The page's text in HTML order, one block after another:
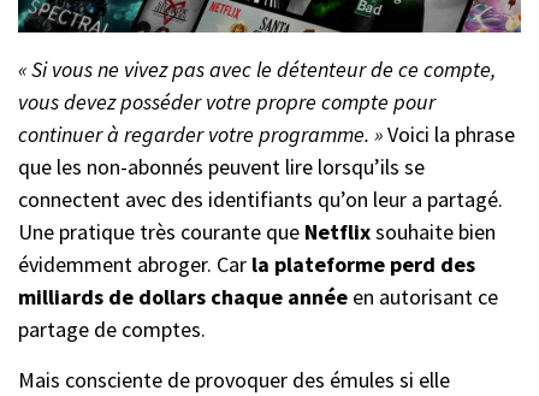
« Si vous ne vivez pas avec le détenteur de ce compte,
vous devez posséder votre propre compte pour
continuer à regarder votre programme. »Voici la phrase
que les non-abonnés peuvent lire lorsqu’ils se
connectent avec des identifiants qu’on leur a partagé.
Une pratique très courante que Netflixsouhaite bien
évidemment abroger. Car la plateforme perd des
milliards de dollars chaque année en autorisant ce
partage de comptes.
Mais consciente de provoquer des émules si elle